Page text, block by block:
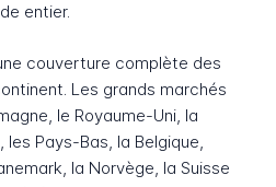
entier.
couverture complète des
Les grands marchés
le Royaume-Uni, la
les Pays-Bas, la Belgique,
la Norvège, la Suisse